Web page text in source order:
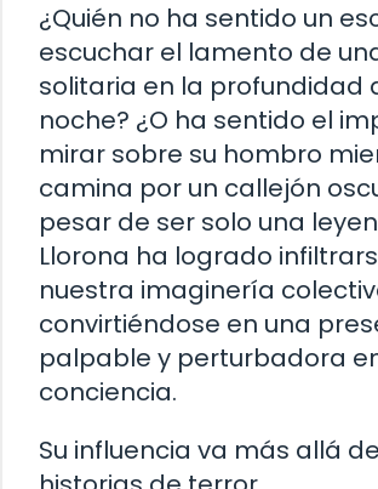
¿Quién no ha sentido un
escuchar el lamento de
solitaria en la profundidad
noche? ¿O ha sentido el
mirar sobre su hombro
camina por un callejón
pesar de ser solo una
Llorona ha logrado
nuestra imaginería
convirtiéndose en una
palpable y perturbadora
conciencia.
Su influencia va más allá